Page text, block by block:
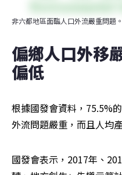
非六都地區面臨人口外流嚴重問題
偏鄉人口外移
偏低
根據國發會資料，75.5%
外流問題嚴重，而且人均
國發會表示，2017年、